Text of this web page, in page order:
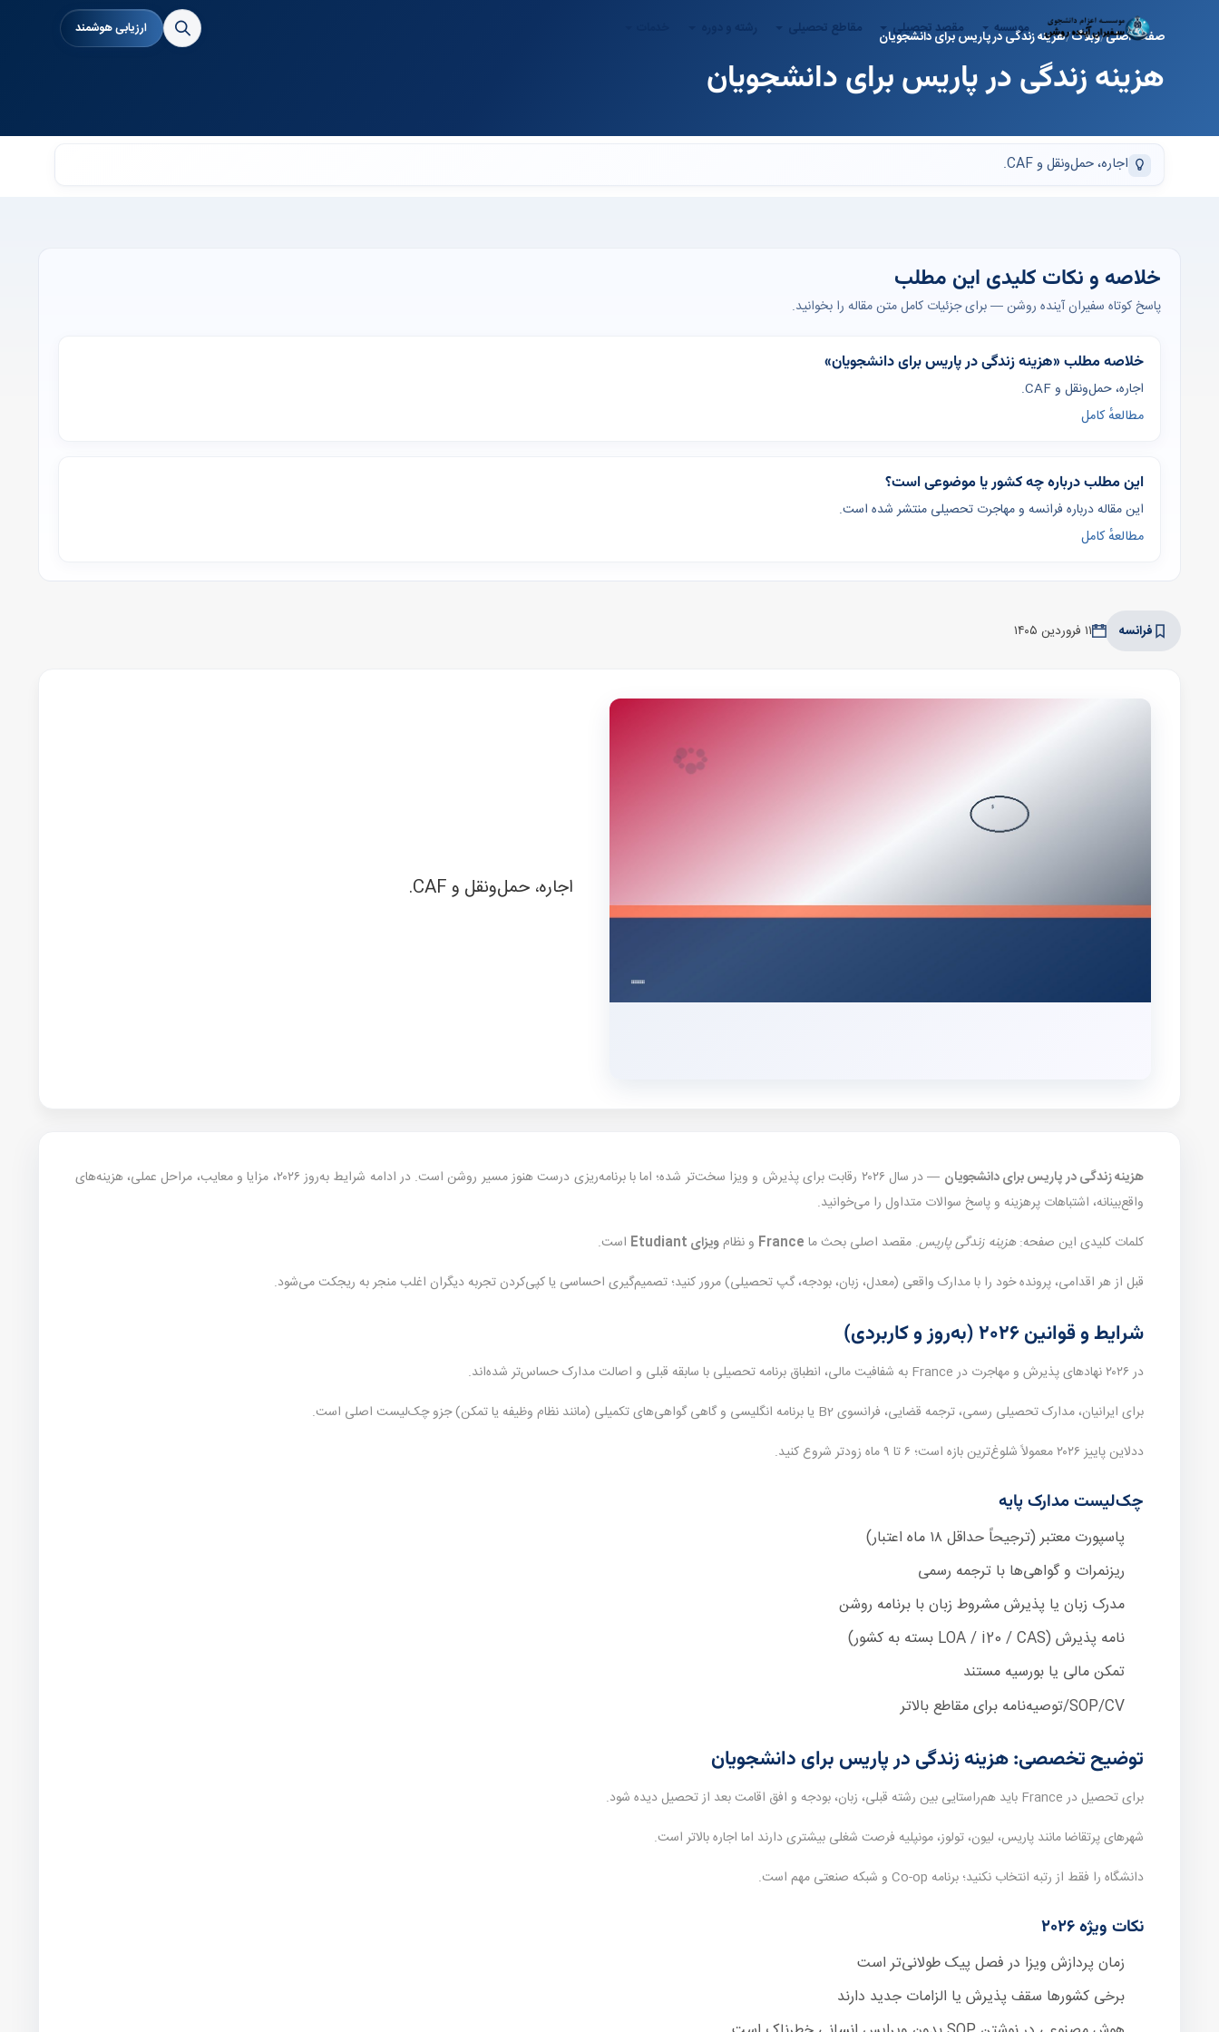
ارزیابی هوشمند موسسه مقصد تحصیلی مقاطع تحصیلی صفحه اصلی وبلاگ هزینه زندگی در پاریس برای دانشجویان
هزینه زندگی در پاریس برای دانشجویان
اجاره، حمل‌ونقل و CAF.
خلاصه و نکات کلیدی این مطلب
پاسخ کوتاه سفیران آینده روشن — برای جزئیات کامل متن مقاله را بخوانید.
خلاصه مطلب «هزینه زندگی در پاریس برای دانشجویان»
اجاره، حمل‌ونقل و CAF.
مطالعهٔ کامل
این مطلب درباره چه کشور یا موضوعی است؟
این مقاله درباره فرانسه و مهاجرت تحصیلی منتشر شده است.
مطالعهٔ کامل
فرانسه ۱۱ فروردین ۱۴۰۵
اجاره، حمل‌ونقل و CAF.
هزینه زندگی در پاریس برای دانشجویان
— در سال ۲۰۲۶ رقابت برای پذیرش و ویزا سخت‌تر شده؛ اما با برنامه‌ریزی درست هنوز مسیر روشن است. در ادامه شرایط به‌روز ۲۰۲۶، مزایا و معایب، مراحل عملی، هزینه‌های
واقع‌بینانه، اشتباهات پرهزینه و پاسخ سوالات متداول را می‌خوانید.
کلمات کلیدی این صفحه: هزینه زندگی پاریس. مقصد اصلی بحث ما France و نظام ویزای Étudiant
است.
قبل از هر اقدامی، پرونده خود را با مدارک واقعی (معدل، زبان، بودجه، گپ تحصیلی) مرور کنید؛ تصمیم‌گیری احساسی یا کپی‌کردن تجربه دیگران اغلب منجر به ریجکت می‌شود.
شرایط و قوانین ۲۰۲۶ (به‌روز و کاربردی)
در ۲۰۲۶ نهادهای پذیرش و مهاجرت در France به شفافیت مالی، انطباق برنامه تحصیلی با سابقه قبلی و اصالت مدارک حساس‌تر شده‌اند.
برای ایرانیان، مدارک تحصیلی رسمی، ترجمه قضایی، فرانسوی B2 یا برنامه انگلیسی و گاهی گواهی‌های تکمیلی (مانند نظام وظیفه یا تمکن) جزو چک‌لیست اصلی است.
ددلاین پاییز ۲۰۲۶ معمولاً شلوغ‌ترین بازه است؛ ۶ تا ۹ ماه زودتر شروع کنید.
چک‌لیست مدارک پایه
پاسپورت معتبر (ترجیحاً حداقل ۱۸ ماه اعتبار)
ریزنمرات و گواهی‌ها با ترجمه رسمی
مدرک زبان یا پذیرش مشروط زبان با برنامه روشن
نامه پذیرش (LOA / i20 / CAS بسته به کشور)
تمکن مالی یا بورسیه مستند
SOP/CV/توصیه‌نامه برای مقاطع بالاتر
توضیح تخصصی: هزینه زندگی در پاریس برای دانشجویان
برای تحصیل در France باید هم‌راستایی بین رشته قبلی، زبان، بودجه و افق اقامت بعد از تحصیل دیده شود.
شهرهای پرتقاضا مانند پاریس، لیون، تولوز، مونپلیه فرصت شغلی بیشتری دارند اما اجاره بالاتر است.
دانشگاه را فقط از رتبه انتخاب نکنید؛ برنامه Co-op و شبکه صنعتی مهم است.
نکات ویژه ۲۰۲۶
زمان پردازش ویزا در فصل پیک طولانی‌تر است
برخی کشورها سقف پذیرش یا الزامات جدید دارند